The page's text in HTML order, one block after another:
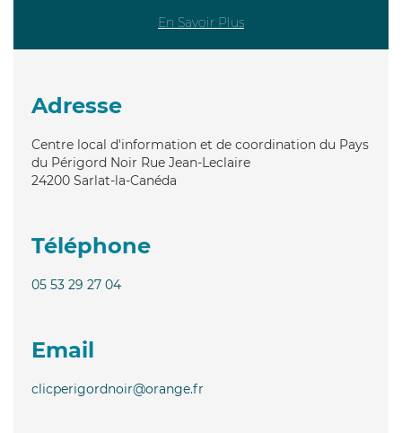
En Savoir Plus
Adresse
Centre local d'information et de coordination du Pays
du Périgord Noir Rue Jean-Leclaire
24200 Sarlat-la-Canéda
Téléphone
05 53 29 27 04
Email
clicperigordnoir@orange.fr